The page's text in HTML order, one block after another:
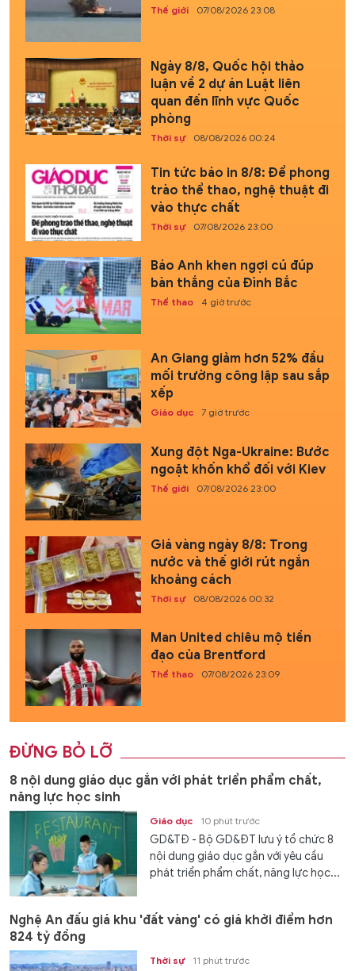
Thế giới 07/08/2026 23:08
Ngày 8/8, Quốc hội thảo
luận về 2 dự án Luật liên
quan đến lĩnh vực Quốc
phòng
Thời sự 08/08/2026 00:24
Tin tức báo in 8/8: Để phong
trào thể thao, nghệ thuật đi
vào thực chất
Thời sự 07/08/2026 23:00
Báo Anh khen ngợi cú đúp
bàn thắng của Đình Bắc
Thể thao 4 giờ trước
An Giang giảm hơn 52% đầu
mối trường công lập sau sắp
xếp
Giáo dục 7 giờ trước
Xung đột Nga-Ukraine: Bước
ngoặt khốn khổ đối với Kiev
Thế giới 07/08/2026 23:00
Giá vàng ngày 8/8: Trong
nước và thế giới rút ngắn
khoảng cách
Thời sự 08/08/2026 00:32
Man United chiêu mộ tiền
đạo của Brentford
Thể thao 07/08/2026 23:09
ĐỪNG BỎ LỠ
8 nội dung giáo dục gắn với phát triển phẩm chất,
năng lực học sinh
Giáo dục 10 phút trước
GD&TĐ - Bộ GD&ĐT lưu ý tổ chức 8
nội dung giáo dục gắn với yêu cầu
phát triển phẩm chất, năng lực học...
Nghệ An đấu giá khu 'đất vàng' có giá khởi điểm hơn
824 tỷ đồng
Thời sự 11 phút trước